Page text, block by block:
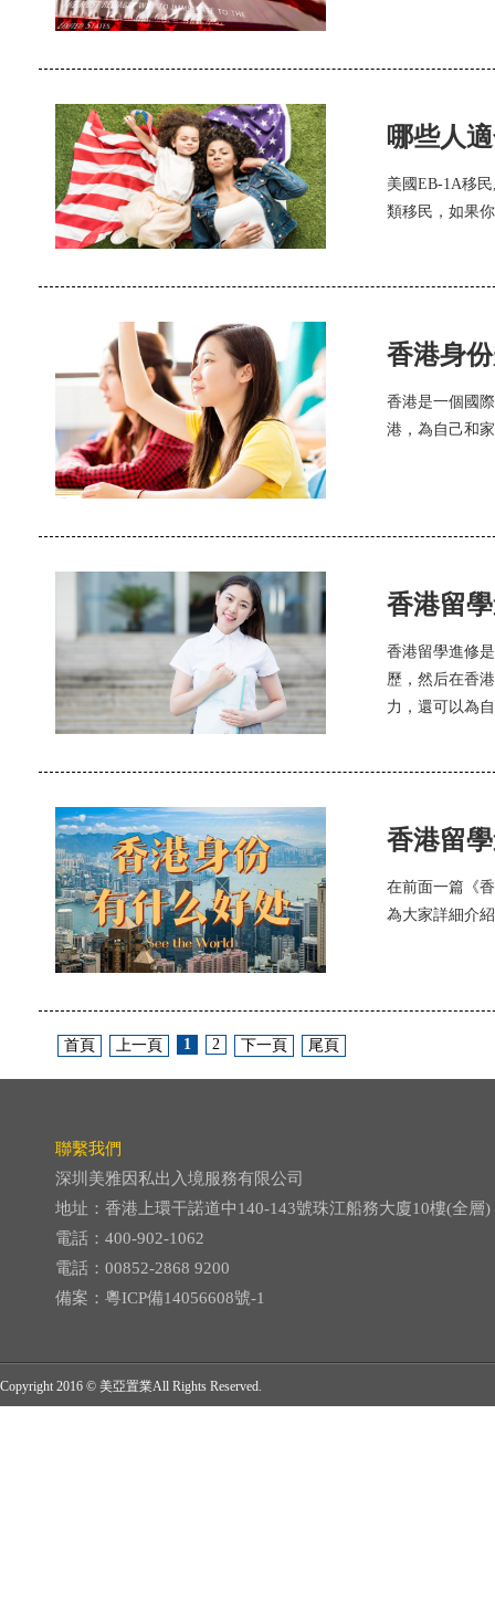
哪些人
美國EB-1A移
類移民，如果
香港身
香港是一個國
港，為自己和
香港留
香港留學進修
歷，然后在香
力，還可以為
香港留
在前面一篇《
為大家詳細介
首頁 上一頁 1 2 下一頁 尾頁
聯繫我們
深圳美雅因私出入境服務有限公司
地址：香港上環干諾道中140-143號珠江船務大廈10樓(全層)
電話：400-902-1062
電話：00852-2868 9200
備案： 粵ICP備14056608號-1
Copyright 2016 © 美亞置業All Rights Reserved.